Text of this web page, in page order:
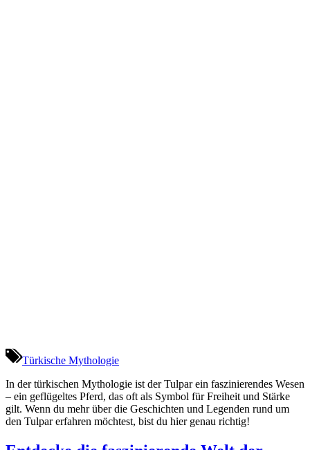
Türkische Mythologie
In der türkischen Mythologie ist der Tulpar ein faszinierendes Wesen
– ein geflügeltes Pferd, das oft als Symbol für Freiheit und Stärke
gilt. Wenn du mehr über die Geschichten und Legenden rund um
den Tulpar erfahren möchtest, bist du hier genau richtig!